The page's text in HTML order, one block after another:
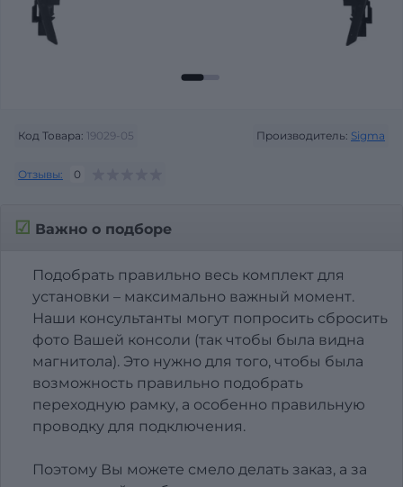
Код Товара: 19029-05 Производитель: Sigma
Отзывы: 0
☑ Важно о подборе
Подобрать правильно весь комплект для
установки – максимально важный момент.
Наши консультанты могут попросить сбросить
фото Вашей консоли (так чтобы была видна
магнитола). Это нужно для того, чтобы была
возможность правильно подобрать
переходную рамку, а особенно правильную
проводку для подключения.
Поэтому Вы можете смело делать заказ, а за